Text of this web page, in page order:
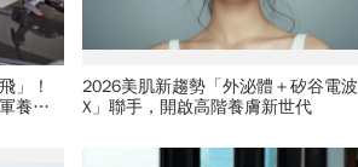
」！
養大
2026美肌新趨勢「外泌體＋矽谷電波
X」聯手，開啟高階養膚新世代